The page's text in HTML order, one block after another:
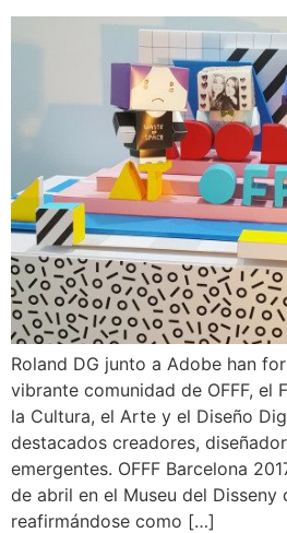
Roland DG junto a Adobe han
vibrante comunidad de OFFF, el
la Cultura, el Arte y el Diseño
destacados creadores,
emergentes. OFFF Barcelona
de abril en el Museu del Disseny
reafirmándose como […]